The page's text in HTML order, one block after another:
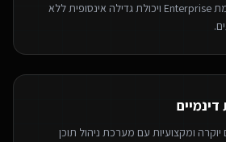
פי 3, אבטחה ברמת Enterprise ויכולת גדילה אינסופית ללא
ומקצועיות עם מערכת ניהול תוכן